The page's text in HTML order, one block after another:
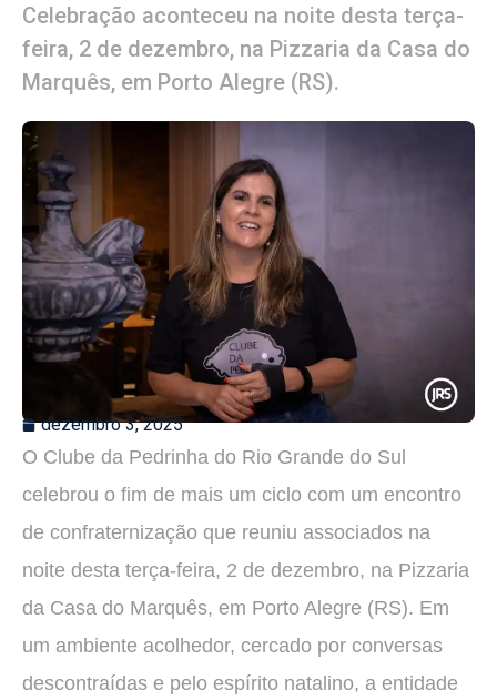
Celebração aconteceu na noite desta terça-
feira, 2 de dezembro, na Pizzaria da Casa do
Marquês, em Porto Alegre (RS).
dezembro 3, 2025
O Clube da Pedrinha do Rio Grande do Sul
celebrou o fim de mais um ciclo com um encontro
de confraternização que reuniu associados na
noite desta terça-feira, 2 de dezembro, na Pizzaria
da Casa do Marquês, em Porto Alegre (RS). Em
um ambiente acolhedor, cercado por conversas
descontraídas e pelo espírito natalino, a entidade